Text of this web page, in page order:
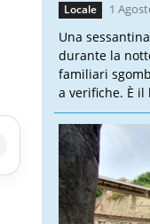
Locale 1
Una
durante la
familiari
a verifiche. È